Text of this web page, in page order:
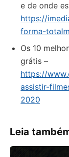
e de onde
https://
forma-
Os 10
grátis –
https://
assistir-
2020
Leia